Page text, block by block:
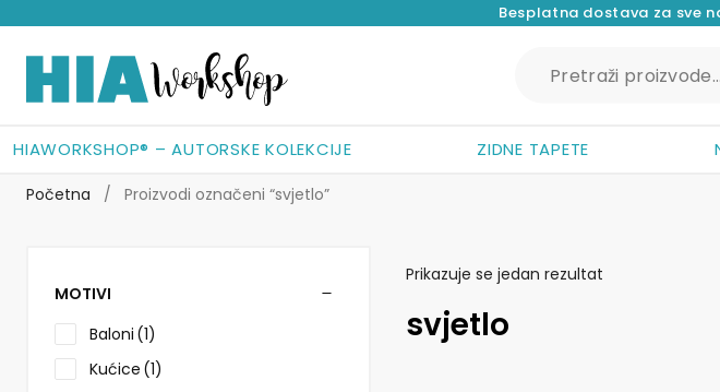
Besplatna dostava za sve
HIAWORKSHOP® – AUTORSKE KOLEKCIJE ZIDNE TAPETE
Preskoči
na
navigaciju
Skoči
do
sadržaja
Početna / Proizvodi označeni “svjetlo”
Prikazuje se jedan rezultat
svjetlo
MOTIVI
Baloni (1)
Kućice (1)